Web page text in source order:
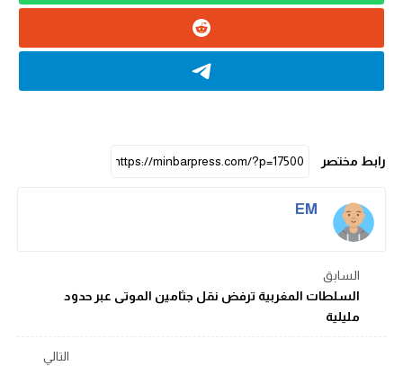
رابط مختصر
EM
السابق
السلطات المغربية ترفض نقل جثامين الموتى عبر حدود
مليلية
التالي